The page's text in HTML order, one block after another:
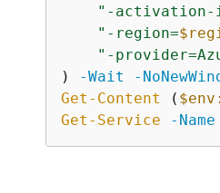
"-activation-
"-region=
"-
)
-Wait
-
Get-Content
(
Get-Service
-Name